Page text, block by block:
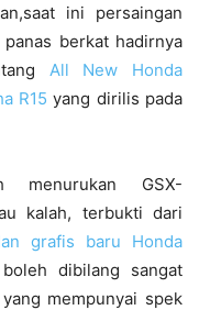
ini persaingan
berkat hadirnya
All New Honda
R15 yang dirilis pada
menurukan GSX-
kalah, terbukti dari
grafis baru Honda
dibilang sangat
mempunyai spek